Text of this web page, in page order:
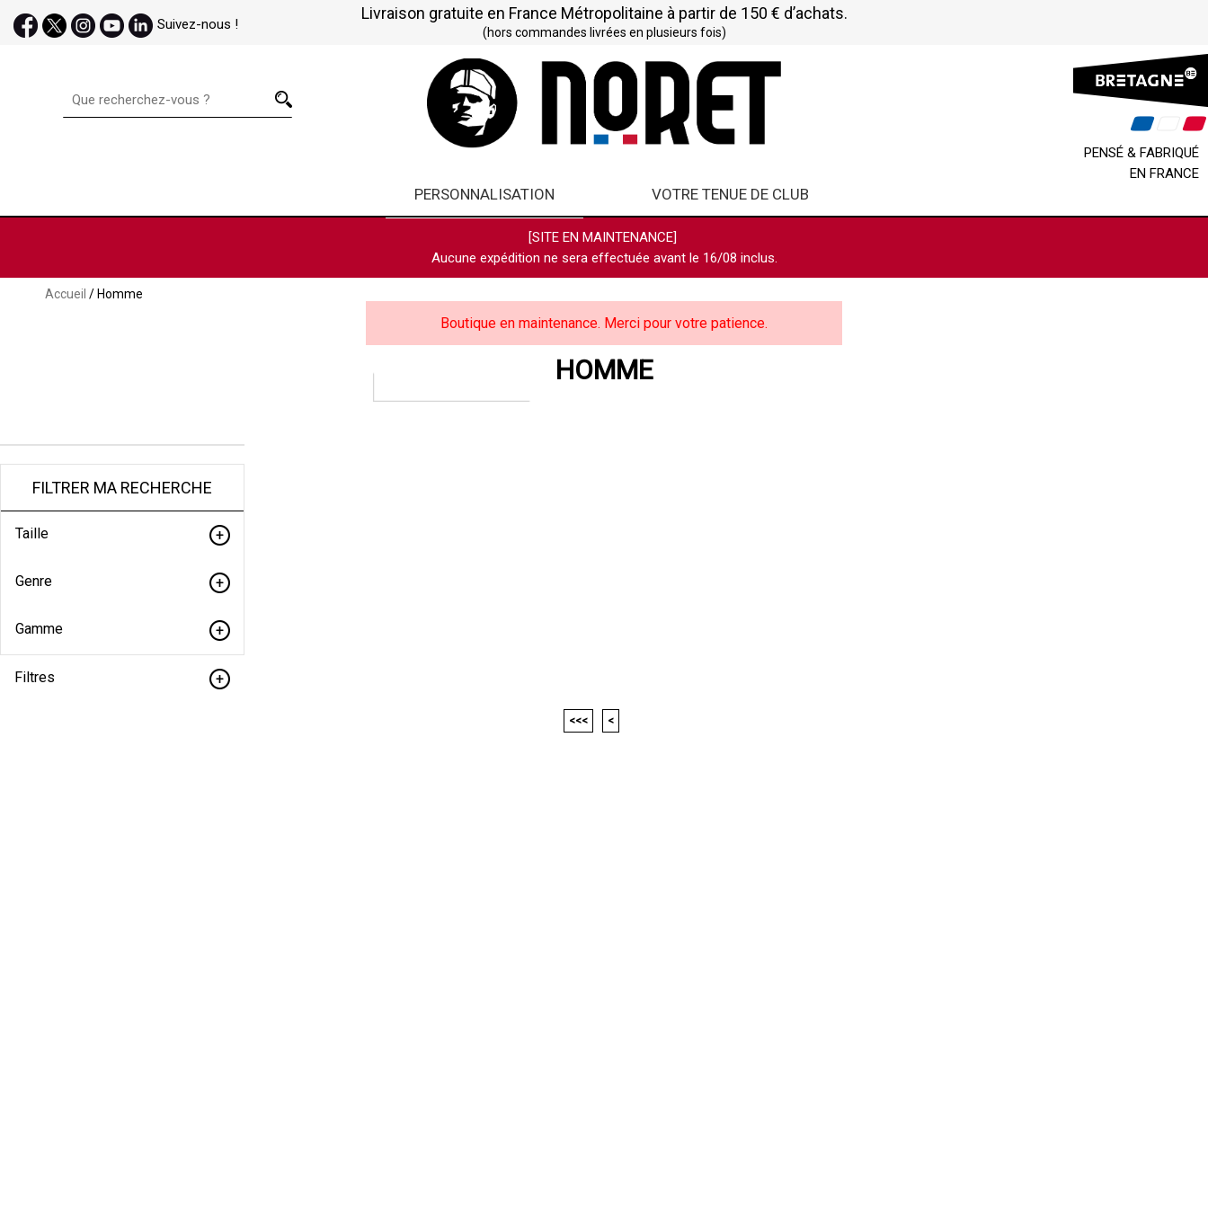
Suivez-nous !
Livraison gratuite en France Métropolitaine à partir de 150 € d’achats.
(hors commandes livrées en plusieurs fois)
PENSÉ & FABRIQUÉ
EN FRANCE
PERSONNALISATION VOTRE TENUE DE CLUB
[SITE EN MAINTENANCE]
Aucune expédition ne sera effectuée avant le 16/08 inclus.
Accueil / Homme
Boutique en maintenance. Merci pour votre patience.
HOMME
FILTRER MA RECHERCHE
Taille
Genre
Gamme
Filtres
<<< <